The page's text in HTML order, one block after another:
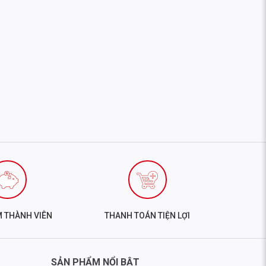
THÀNH VIÊN THANH TOÁN TIỆN LỢI
SẢN PHẨM NỔI BẬT